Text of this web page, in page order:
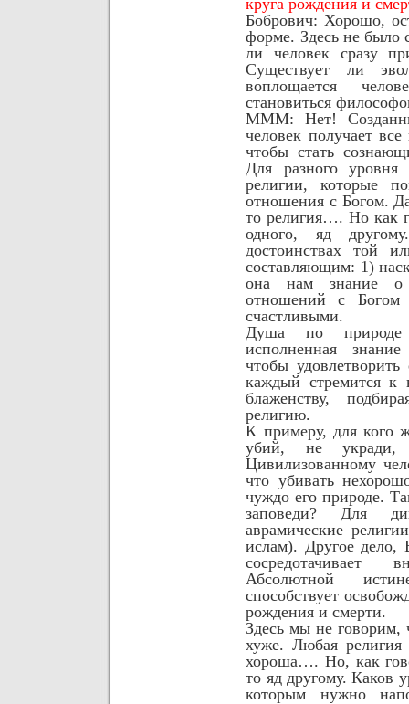
Бобрович: Хорошо,
форме. Здесь не было
ли человек сразу
Существует ли
воплощается
становиться
МММ: Нет!
человек получает
чтобы стать
Для разного уровня
религии, которые
отношения с Богом.
то религия…. Но как
одного, яд
достоинствах той
составляющим: 1)
она нам знание о
отношений с
счастливыми.
Душа по природе
исполненная
чтобы
каждый стремится
блаженству,
религию.
К примеру, для кого
убий, не укради,
Цивилизованному
что убивать
чуждо его природе.
заповеди? Для
аврамические
ислам). Другое дело,
сосредотачивает
Абсолютной
способствует
рождения и смерти.
Здесь мы не говорим,
хуже. Любая
хороша…. Но, как
то яд другому.Каков
которым нужно